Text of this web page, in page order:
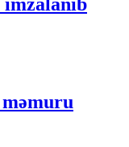
məmuru